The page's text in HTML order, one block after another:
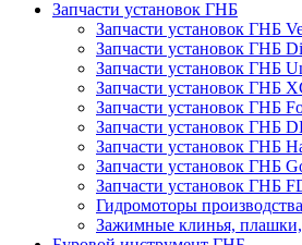
Запчасти установок ГНБ
Запчасти установок ГНБ
Запчасти установок ГНБ
Запчасти установок ГНБ
Запчасти установок ГНБ
Запчасти установок ГНБ
Запчасти установок ГНБ
Запчасти установок ГНБ
Запчасти установок ГНБ
Запчасти установок ГНБ
Гидромоторы
Зажимные клинья,